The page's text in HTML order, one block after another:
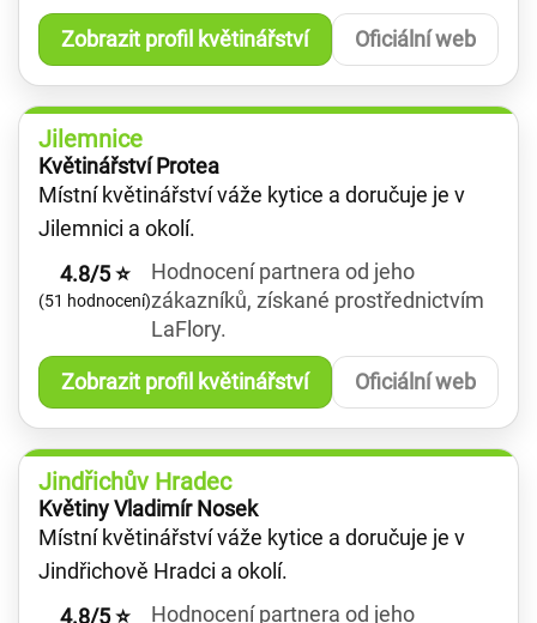
Zobrazit profil květinářství Oficiální web
Jilemnice
Květinářství Protea
Místní květinářství váže kytice a doručuje je v
Jilemnici a okolí.
4.8/5 ⭐
(51 hodnocení)
Hodnocení partnera od jeho
zákazníků, získané prostřednictvím
LaFlory.
Zobrazit profil květinářství Oficiální web
Jindřichův Hradec
Květiny Vladimír Nosek
Místní květinářství váže kytice a doručuje je v
Jindřichově Hradci a okolí.
4.8/5 ⭐
Hodnocení partnera od jeho